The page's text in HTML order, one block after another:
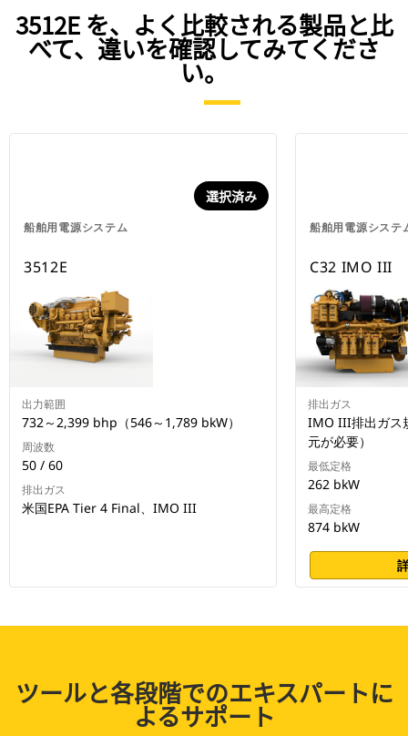
3512E を、よく比較される製品と比
べて、違いを確認してみてくださ
い。
船舶用電源システム
選択済み
3512E
出力範囲
732～2,399 bhp（546～1,789 bkW）
周波数
50 / 60
排出ガス
米国EPA Tier 4 Final、IMO III
船舶用電源システ
C32 IMO III
排出ガス
IMO III排出ガス
元が必要）
最低定格
262 bkW
最高定格
874 bkW
ツールと各段階でのエキスパートに
よるサポート